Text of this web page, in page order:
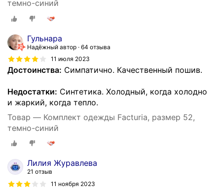
темно-синий
Гульнара
Надёжный автор 64 отзыва
11 июля 2023
Достоинства: Симпатично. Качественный пошив.
Недостатки: Синтетика. Холодный, когда холодно
и жаркий, когда тепло.
Товар — Комплект одежды Facturia, размер 52,
темно-синий
Лилия Журавлева
21 отзыв
11 ноября 2023